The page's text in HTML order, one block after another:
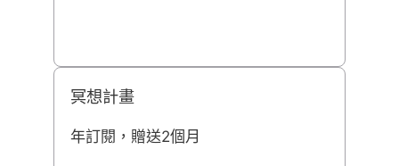
冥想計畫
年訂閱，贈送2個月